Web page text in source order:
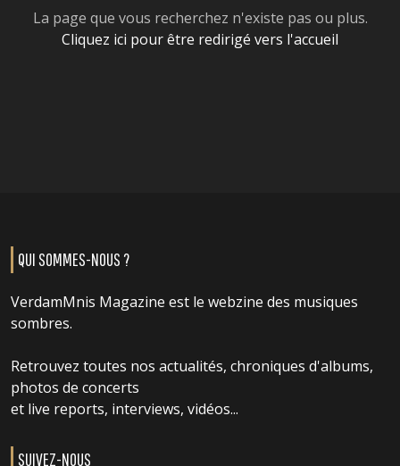
La page que vous recherchez n'existe pas ou plus.
Cliquez ici pour être redirigé vers l'accueil
QUI SOMMES-NOUS ?
VerdamMnis Magazine est le webzine des musiques
sombres.
Retrouvez toutes nos actualités, chroniques d'albums,
photos de concerts
et live reports, interviews, vidéos...
SUIVEZ-NOUS